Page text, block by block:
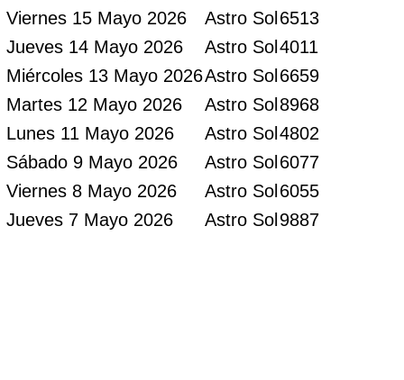
Viernes 15 Mayo 2026
Astro Sol 6513
Jueves 14 Mayo 2026
Astro Sol 4011
Miércoles 13 Mayo 2026Astro Sol 6659
Martes 12 Mayo 2026
Astro Sol 8968
Lunes 11 Mayo 2026
Astro Sol 4802
Sábado 9 Mayo 2026
Astro Sol 6077
Viernes 8 Mayo 2026
Astro Sol 6055
Jueves 7 Mayo 2026
Astro Sol 9887